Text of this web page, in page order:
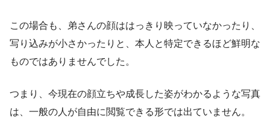
この場合も、弟さんの顔ははっきり映っていなかったり、
写り込みが小さかったりと、本人と特定できるほど鮮明な
ものではありませんでした。
つまり、今現在の顔立ちや成長した姿がわかるような写真
は、一般の人が自由に閲覧できる形では出ていません。